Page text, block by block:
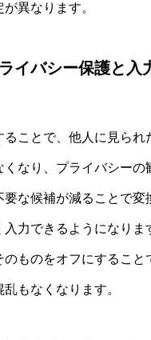
異なります。
イバシー保護と入
ることで、他人に見られ
くなり、プライバシーの
な候補が減ることで変
力できるようになりま
のものをオフにすること
もなくなります。